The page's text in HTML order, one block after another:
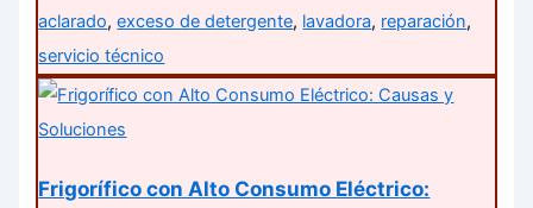
aclarado,exceso de detergente, lavadora, reparación,
servicio técnico
Frigorífico con Alto Consumo Eléctrico: